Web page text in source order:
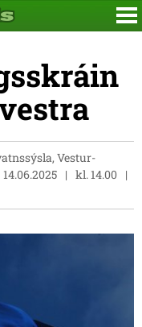
Vestur-
14.06.2025
kl. 14.00